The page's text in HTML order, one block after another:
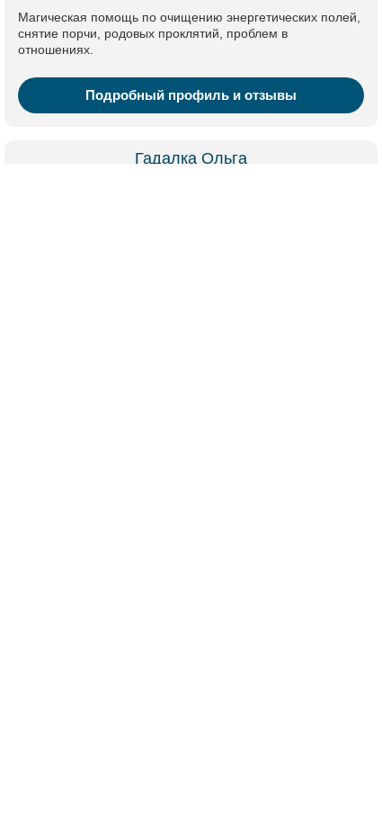
Магическая помощь по очищению энергетических полей,
снятие порчи, родовых проклятий, проблем в
отношениях.
Подробный профиль и отзывы
Гадалка Ольга